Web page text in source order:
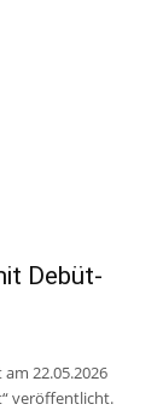
Debüt-
22.05.2026
veröffentlicht.